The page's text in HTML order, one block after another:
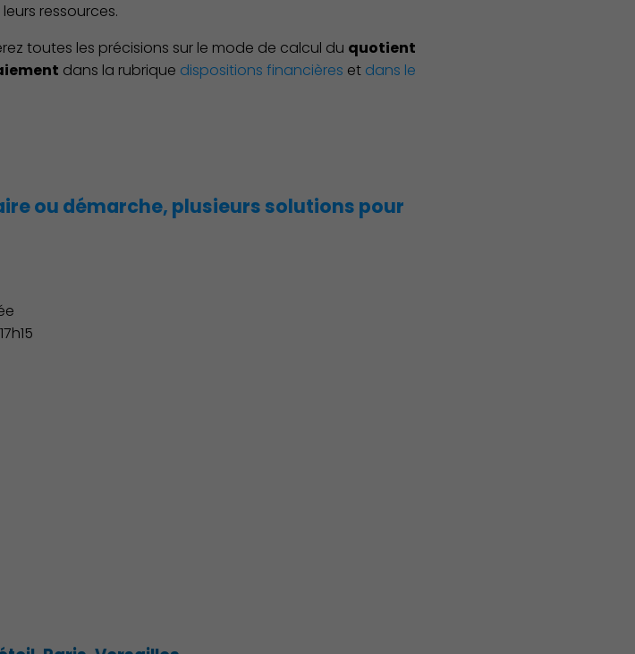
ressources.
toutes les précisions sur le mode de calcul du quotient
dans la rubrique dispositions financières et dans le
ou démarche, plusieurs solutions pour